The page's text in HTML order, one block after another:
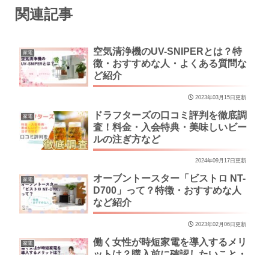
関連記事
家電
空気清浄機のUV-SNIPERとは？特
徴・おすすめな人・よくある質問な
ど紹介
2023年03月15日更新
家電
ドラフターズの口コミ評判を徹底調
査！料金・入会特典・美味しいビー
ルの注ぎ方など
2024年09月17日更新
家電
オーブントースター「ビストロ NT-
D700」って？特徴・おすすめな人
など紹介
2023年02月06日更新
家電
働く女性が時短家電を導入するメリ